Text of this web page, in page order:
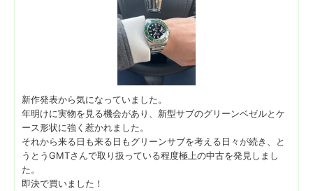
新作発表から気になっていました。
年明けに実物を見る機会があり、新型サブのグリーンベゼルとケ
ース形状に強く惹かれました。
それから来る日も来る日もグリーンサブを考える日々が続き、と
うとうGMTさんで取り扱っている程度極上の中古を発見しまし
た。
即決で買いました！